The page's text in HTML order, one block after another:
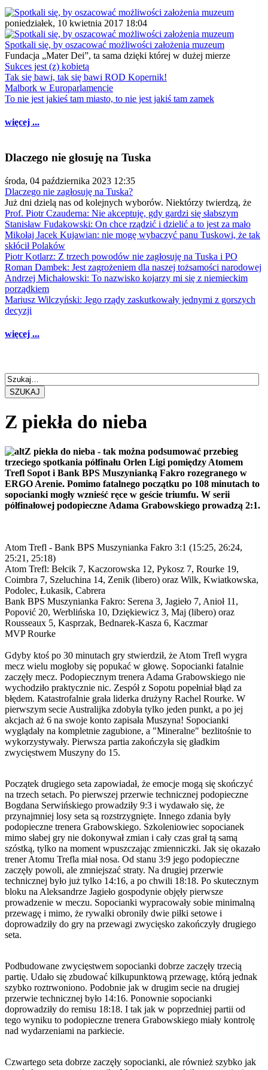
poniedziałek, 10 kwietnia 2017 18:04
Spotkali się, by oszacować możliwości założenia muzeum
Fundacja „Mater Dei”, ta sama dzięki której w dużej mierze
Sukces jest (z) kobietą
Tak się bawi, tak się bawi ROD Kopernik!
Malbork w Europarlamencie
To nie jest jakieś tam miasto, to nie jest jakiś tam zamek
więcej ...
Dlaczego nie głosuję na Tuska
środa, 04 października 2023 12:35
Dlaczego nie zagłosuję na Tuska?
Już dni dzielą nas od kolejnych wyborów. Niektórzy twierdzą, że
Prof. Piotr Czauderna: Nie akceptuję, gdy gardzi się słabszym
Stanisław Fudakowski: On chce rządzić i dzielić a to jest za mało
Mikołaj Jacek Kujawian: nie mogę wybaczyć panu Tuskowi, że tak
skłócił Polaków
Piotr Kotlarz: Z trzech powodów nie zagłosuję na Tuska i PO
Roman Dambek: Jest zagrożeniem dla naszej tożsamości narodowej
Andrzej Michałowski: To nazwisko kojarzy mi się z niemieckim
porządkiem
Mariusz Wilczyński: Jego rządy zaskutkowały jednymi z gorszych
decyzji
więcej ...
SZUKAJ
Z piekła do nieba
Z piekła do nieba - tak można podsumować przebieg
trzeciego spotkania półfinału Orlen Ligi pomiędzy Atomem
Trefl Sopot i Bank BPS Muszynianką Fakro rozegranego w
ERGO Arenie. Pomimo fatalnego początku po 108 minutach to
sopocianki mogły wznieść ręce w geście triumfu. W serii
półfinałowej podopieczne Adama Grabowskiego prowadzą 2:1.
Atom Trefl - Bank BPS Muszynianka Fakro 3:1 (15:25, 26:24,
25:21, 25:18)
Atom Trefl: Bełcik 7, Kaczorowska 12, Pykosz 7, Rourke 19,
Coimbra 7, Szeluchina 14, Zenik (libero) oraz Wilk, Kwiatkowska,
Podolec, Łukasik, Cabrera
Bank BPS Muszynianka Fakro: Serena 3, Jagieło 7, Anioł 11,
Popović 20, Werblińska 10, Dziękiewicz 3, Maj (libero) oraz
Rousseaux 5, Kasprzak, Bednarek-Kasza 6, Kaczmar
MVP Rourke
Gdyby ktoś po 30 minutach gry stwierdził, że Atom Trefl wygra
mecz wielu mogłoby się popukać w głowę. Sopocianki fatalnie
zaczęły mecz. Podopiecznym trenera Adama Grabowskiego nie
wychodziło praktycznie nic. Zespół z Sopotu popełniał błąd za
błędem. Katastrofalnie grała liderka drużyny Rachel Rourke. W
pierwszym secie Australijka zdobyła tylko jeden punkt, a po jej
akcjach aż 6 na swoje konto zapisała Muszyna! Sopocianki
wyglądały na kompletnie zagubione, a "Mineralne" bezlitośnie to
wykorzystywały. Pierwsza partia zakończyła się gładkim
zwycięstwem Muszyny do 15.
Początek drugiego seta zapowiadał, że emocje mogą się skończyć
na trzech setach. Po pierwszej przerwie technicznej podopieczne
Bogdana Serwińskiego prowadziły 9:3 i wydawało się, że
przynajmniej losy seta są rozstrzygnięte. Innego zdania były
podopieczne trenera Grabowskiego. Szkoleniowiec sopocianek
mimo słabej gry nie dokonywał zmian i cały czas grał tą samą
szóstką, tylko na moment wpuszczając zmienniczki. Jak się okazało
trener Atomu Trefla miał nosa. Od stanu 3:9 jego podopieczne
zaczęły powoli, ale zmniejszać straty. Na drugiej przerwie
technicznej było już tylko 14:16, a po chwili 18:18. Po skutecznym
bloku na Aleksandrze Jagieło gospodynie objęły pierwsze
prowadzenie w meczu. Sopocianki wypracowały sobie minimalną
przewagę i mimo, że rywalki obroniły dwie piłki setowe i
doprowadziły do gry na przewagi zwycięsko zakończyły drugiego
seta.
Podbudowane zwycięstwem sopocianki dobrze zaczęły trzecią
partię. Udało się zbudować kilkupunktową przewagę, którą jednak
szybko roztrwoniono. Podobnie jak w drugim secie na drugiej
przerwie technicznej było 14:16. Ponownie sopocianki
doprowadziły do remisu 18:18. I tak jak w poprzedniej partii od
tego wyniku to podopieczne trenera Grabowskiego miały kontrolę
nad wydarzeniami na parkiecie.
Czwartego seta dobrze zaczęły sopocianki, ale również szybko jak